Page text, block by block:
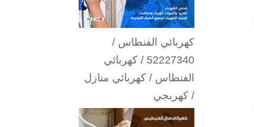
كهربائي الفنطاس /
52227340 / كهربائي
الفنطاس / كهربائي منازل
/ كهربجي